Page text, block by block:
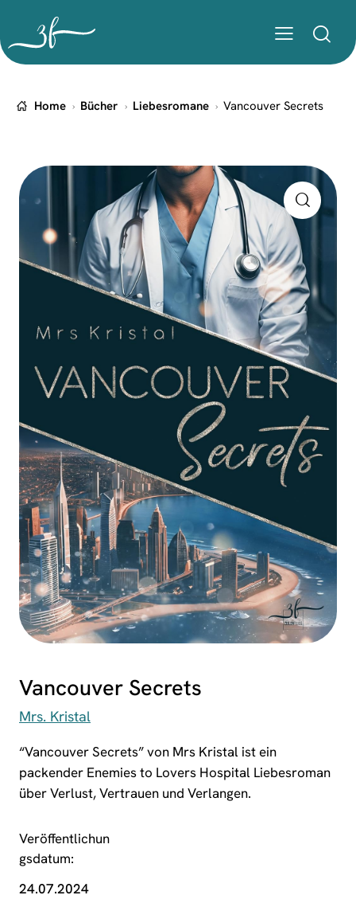
Home Bücher Liebesromane Vancouver Secrets
Vancouver Secrets
Mrs. Kristal
“Vancouver Secrets” von Mrs Kristal ist ein
packender Enemies to Lovers Hospital Liebesroman
über Verlust, Vertrauen und Verlangen.
Veröffentlichun
gsdatum
24.07.2024